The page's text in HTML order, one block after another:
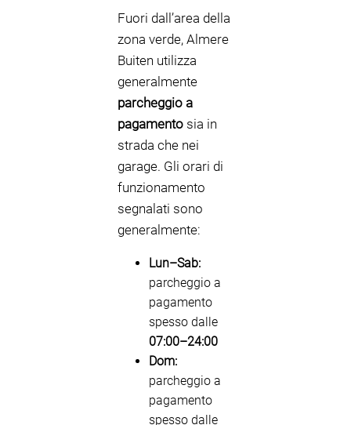
Fuori dall’area della
zona verde, Almere
Buiten utilizza
generalmente
parcheggio a
pagamento sia in
strada che nei
garage. Gli orari di
funzionamento
segnalati sono
generalmente:
Lun–Sab:
parcheggio a
pagamento
spesso dalle
07:00–24:00
Dom:
parcheggio a
pagamento
spesso dalle